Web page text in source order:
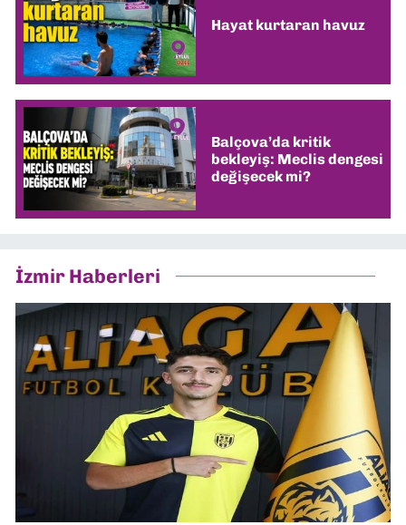
Hayat kurtaran havuz
Balçova’da kritik
bekleyiş: Meclis dengesi
değişecek mi?
İzmir Haberleri